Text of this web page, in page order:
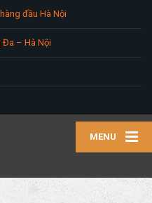
đầu Hà Nội
Đa – Hà Nội
MENU